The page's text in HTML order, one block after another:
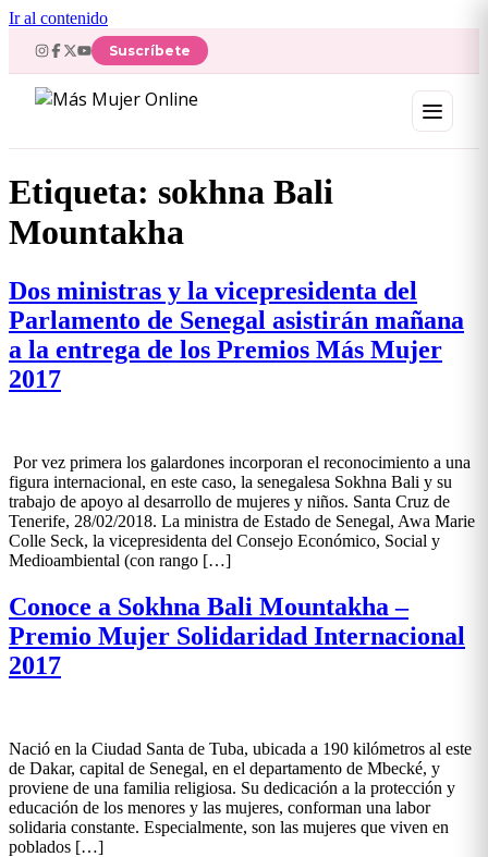
Ir al contenido
Suscríbete
Etiqueta: sokhna Bali
Mountakha
Dos ministras y la vicepresidenta del
Parlamento de Senegal asistirán mañana
a la entrega de los Premios Más Mujer
2017
Por vez primera los galardones incorporan el reconocimiento a una
figura internacional, en este caso, la senegalesa Sokhna Bali y su
trabajo de apoyo al desarrollo de mujeres y niños. Santa Cruz de
Tenerife, 28/02/2018. La ministra de Estado de Senegal, Awa Marie
Colle Seck, la vicepresidenta del Consejo Económico, Social y
Medioambiental (con rango […]
Conoce a Sokhna Bali Mountakha –
Premio Mujer Solidaridad Internacional
2017
Nació en la Ciudad Santa de Tuba, ubicada a 190 kilómetros al este
de Dakar, capital de Senegal, en el departamento de Mbecké, y
proviene de una familia religiosa. Su dedicación a la protección y
educación de los menores y las mujeres, conforman una labor
solidaria constante. Especialmente, son las mujeres que viven en
poblados […]